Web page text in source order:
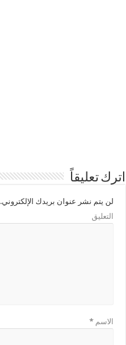
اترك تعليقاً
لن يتم نشر عنوان بريدك الإلكتروني.
التعليق
الاسم*